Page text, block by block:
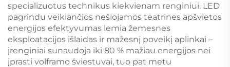
specializuotus technikus kiekvienam renginiui. LED
pagrindu veikiančios nešiojamos teatrines apšvietos
energijos efektyvumas lemia žemesnes
eksploatacijos išlaidas ir mažesnį poveikį aplinkai –
įrenginiai sunaudoja iki 80 % mažiau energijos nei
įprasti volframo šviestuvai, tuo pat metu